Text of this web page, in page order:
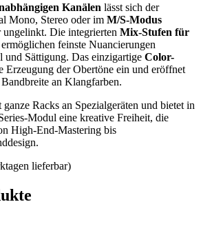
Kanälen lässt sich der
Mono, Stereo oder im M/S-Modus
Die integrierten Mix-Stufen für
ermöglichen feinste Nuancierungen
Sättigung. Das einzigartige Color-
Erzeugung der Obertöne ein und eröffnet
an Klangfarben.
Racks an Spezialgeräten und bietet in
Modul eine kreative Freiheit, die
High-End-Mastering bis
lieferbar)